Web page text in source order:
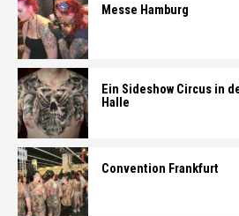
Messe Hamburg
Ein Sideshow Circus in
Halle
Convention Frankfurt